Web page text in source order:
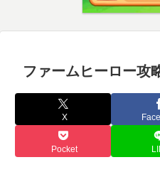
ファームヒーロー攻
X
Pocket